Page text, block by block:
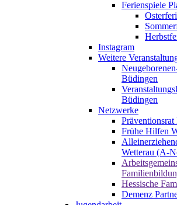
Ferienspiele
Instagram
Weitere
Büdingen
Büdingen
Netzwerke
Frühe Hilfen
Wetterau (A-
Hessische
Demenz